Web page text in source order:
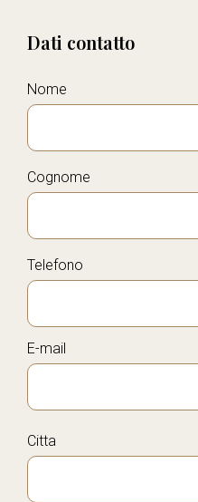
Dati contatto
Nome
Cognome
Telefono
E-mail
Citta